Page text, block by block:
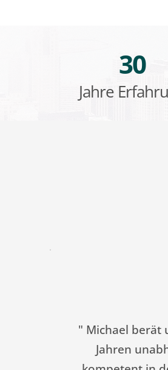
30
Jahre
kompetenter und fachlicher
(Berater) ist. Was Ihn